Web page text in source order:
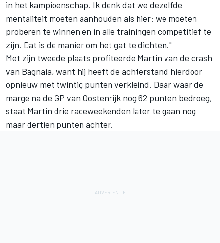
in het kampioenschap. Ik denk dat we dezelfde
mentaliteit moeten aanhouden als hier: we moeten
proberen te winnen en in alle trainingen competitief te
zijn. Dat is de manier om het gat te dichten."
Met zijn tweede plaats profiteerde Martin van de crash
van Bagnaia, want hij heeft de achterstand hierdoor
opnieuw met twintig punten verkleind. Daar waar de
marge na de GP van Oostenrijk nog 62 punten bedroeg,
staat Martin drie raceweekenden later te gaan nog
maar dertien punten achter.